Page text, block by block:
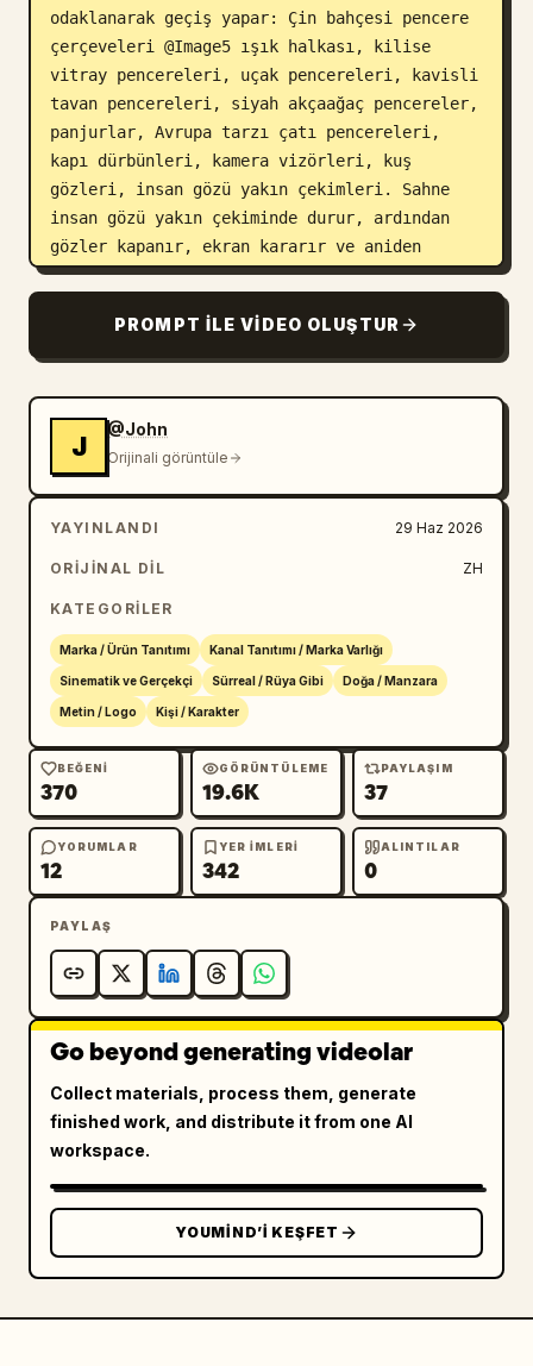
odaklanarak geçiş yapar: Çin bahçesi pencere
çerçeveleri @Image5 ışık halkası, kilise
vitray pencereleri, uçak pencereleri, kavisli
tavan pencereleri, siyah akçaağaç pencereler,
panjurlar, Avrupa tarzı çatı pencereleri,
kapı dürbünleri, kamera vizörleri, kuş
gözleri, insan gözü yakın çekimleri. Sahne
insan gözü yakın çekiminde durur, ardından
gözler kapanır, ekran kararır ve aniden
açılır, merkezde vurgulu bir şekilde
PROMPT ILE VIDEO OLUŞTUR
J
@John
Orijinali görüntüle
YAYINLANDI 29 Haz 2026
ORIJINAL DIL ZH
KATEGORILER
Marka / Ürün Tanıtımı Kanal Tanıtımı / Marka Varlığı
Sinematik ve Gerçekçi Sürreal / Rüya Gibi Doğa / Manzara
Metin / Logo Kişi / Karakter
BEĞENI
370
GÖRÜNTÜLEME
19.6K
PAYLAŞIM
37
YORUMLAR
12
YER IMLERI
342
ALINTILAR
0
PAYLAŞ
Go beyond generating videolar
Collect materials, process them, generate
finished work, and distribute it from one AI
workspace.
YOUMIND’I KEŞFET